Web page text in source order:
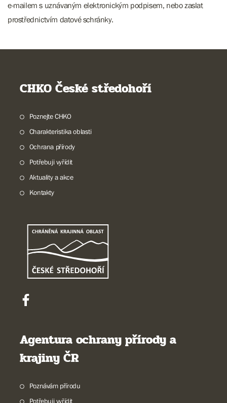
e-mailem s uznávaným elektronickým podpisem, nebo zaslat
prostřednictvím datové schránky.
CHKO České středohoří
Poznejte CHKO
Charakteristika oblasti
Ochrana přírody
Potřebuji vyřídit
Aktuality a akce
Kontakty
Agentura ochrany přírody a
krajiny ČR
Poznávám přírodu
Potřebuji vyřídit